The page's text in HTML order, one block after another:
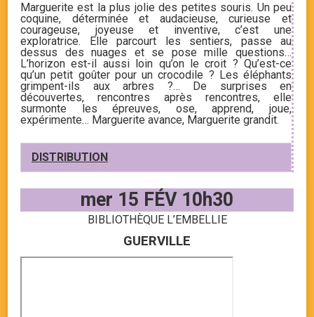
Marguerite est la plus jolie des petites souris. Un peu
coquine, déterminée et audacieuse, curieuse et
courageuse, joyeuse et inventive, c’est une
exploratrice. Elle parcourt les sentiers, passe au
dessus des nuages et se pose mille questions…
L’horizon est-il aussi loin qu’on le croit ? Qu’est-ce
qu’un petit goûter pour un crocodile ? Les éléphants
grimpent-ils aux arbres ?… De surprises en
découvertes, rencontres après rencontres, elle
surmonte les épreuves, ose, apprend, joue,
expérimente… Marguerite avance, Marguerite grandit.
DISTRIBUTION
mer 15 FÉV 10h30
BIBLIOTHÈQUE L’EMBELLIE
GUERVILLE